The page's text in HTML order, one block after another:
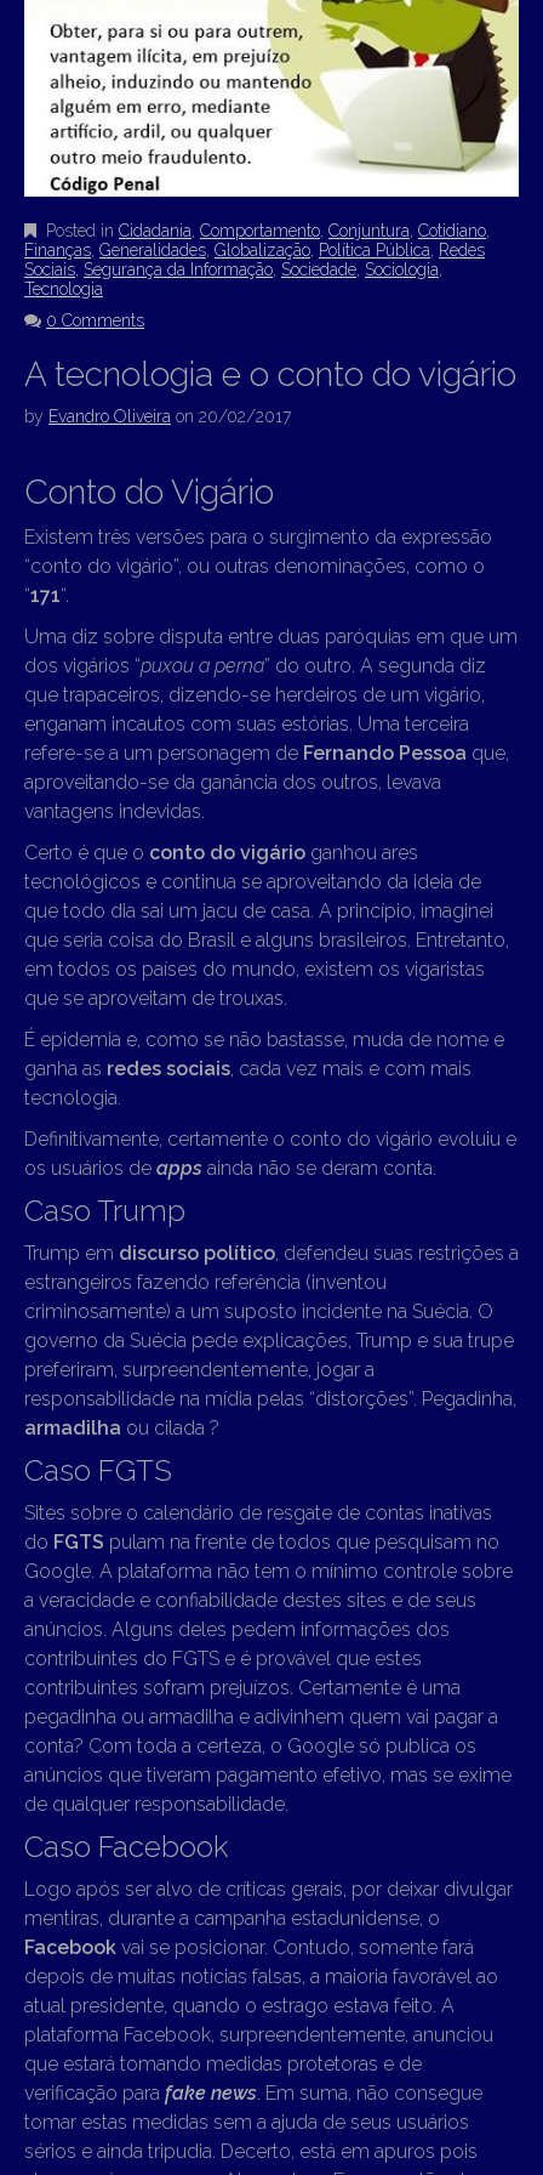
Posted in Cidadania Comportamento Conjuntura Cotidiano
Finanças Generalidades Globalização Política Pública Redes
Sociais Segurança da Informação Sociedade Sociologia
Tecnologia
0 Comments
A tecnologia e o conto do vigário
by Evandro Oliveira on 20/02/2017
Conto do Vigário
Existem três versões para o surgimento da expressão
“conto do vigário”, ou outras denominações, como o
“171“.
Uma diz sobre disputa entre duas paróquias em que um
dos vigários “puxou a perna” do outro. A segunda diz
que trapaceiros, dizendo-se herdeiros de um vigário,
enganam incautos com suas estórias. Uma terceira
refere-se a um personagem de Fernando Pessoa que,
aproveitando-se da ganância dos outros, levava
vantagens indevidas.
Certo é que o conto do vigário ganhou ares
tecnológicos e continua se aproveitando da ideia de
que todo dia sai um jacu de casa. A princípio, imaginei
que seria coisa do Brasil e alguns brasileiros. Entretanto,
em todos os países do mundo, existem os vigaristas
que se aproveitam de trouxas.
É epidemia e, como se não bastasse, muda de nome e
ganha as redes sociais , cada vez mais e com mais
tecnologia.
Definitivamente, certamente o conto do vigário evoluiu e
os usuários de apps ainda não se deram conta.
Caso Trump
Trump em discurso político , defendeu suas restrições a
estrangeiros fazendo referência (inventou
criminosamente) a um suposto incidente na Suécia. O
governo da Suécia pede explicações, Trump e sua trupe
preferiram, surpreendentemente, jogar a
responsabilidade na mídia pelas “distorções”. Pegadinha,
armadilha ou cilada ?
Caso FGTS
Sites sobre o calendário de resgate de contas inativas
do FGTS pulam na frente de todos que pesquisam no
Google. A plataforma não tem o mínimo controle sobre
a veracidade e confiabilidade destes sites e de seus
anúncios. Alguns deles pedem informações dos
contribuintes do FGTS e é provável que estes
contribuintes sofram prejuízos. Certamente é uma
pegadinha ou armadilha e adivinhem quem vai pagar a
conta? Com toda a certeza, o Google só publica os
anúncios que tiveram pagamento efetivo, mas se exime
de qualquer responsabilidade.
Caso Facebook
Logo após ser alvo de críticas gerais, por deixar divulgar
mentiras, durante a campanha estadunidense, o
Facebook vai se posicionar. Contudo, somente fará
depois de muitas notícias falsas, a maioria favorável ao
atual presidente, quando o estrago estava feito. A
plataforma Facebook, surpreendentemente, anunciou
que estará tomando medidas protetoras e de
verificação para fake news . Em suma, não consegue
tomar estas medidas sem a ajuda de seus usuários
sérios e ainda tripudia. Decerto, está em apuros pois